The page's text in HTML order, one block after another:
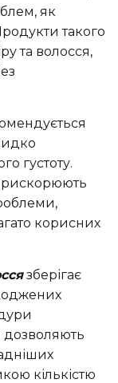
як
такого
та волосся,
густоту.
корисних
зберігає
дозволяють
кількістю